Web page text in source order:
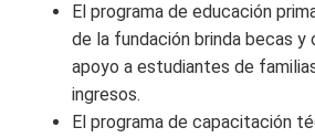
El programa de educación
de la fundación brinda becas
apoyo a estudiantes de
ingresos.
El programa de capacitación